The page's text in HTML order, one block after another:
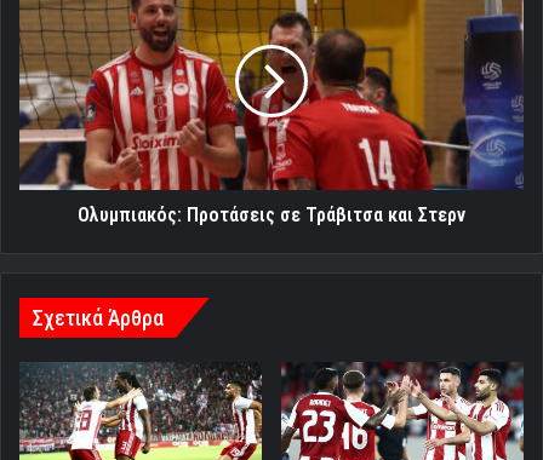
Προτάσεις
σε
Τράβιτσα
και
Στερν
Ολυμπιακός: Προτάσεις σε Τράβιτσα και Στερν
Σχετικά Άρθρα